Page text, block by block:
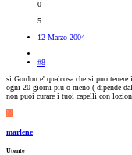
0
5
12 Marzo 2004
#8
si Gordon e' qualcosa che si puo
ogni 20 giorni piu o meno ( dipende
non puoi curare i tuoi capelli con
M
marlene
Utente